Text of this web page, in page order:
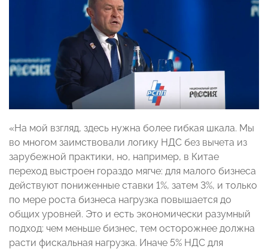
«На мой взгляд, здесь нужна более гибкая шкала. Мы
во многом заимствовали логику НДС без вычета из
зарубежной практики, но, например, в Китае
переход выстроен гораздо мягче: для малого бизнеса
действуют пониженные ставки 1%, затем 3%, и только
по мере роста бизнеса нагрузка повышается до
общих уровней. Это и есть экономически разумный
подход: чем меньше бизнес, тем осторожнее должна
расти фискальная нагрузка. Иначе 5% НДС для